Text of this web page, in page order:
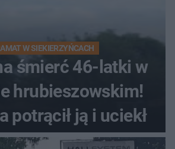
W SIEKIERZYŃCACH
śmierć 46-latki w
hrubieszowskim!
potrącił ją i uciekł